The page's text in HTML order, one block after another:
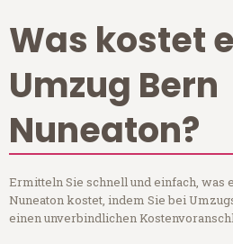
Was kostet
Umzug Bern
Nuneaton?
Ermitteln Sie schnell und einfach, was
Nuneaton kostet, indem Sie bei
einen unverbindlichen